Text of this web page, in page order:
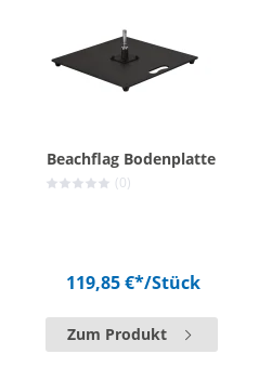
Beachflag Bodenplatte
(0)
119,85 €*/Stück
Zum Produkt